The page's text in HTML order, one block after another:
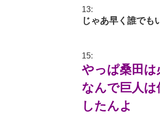
13:
じゃあ早く誰でも
15:
やっぱ桑田は
なんで巨人
したんよ